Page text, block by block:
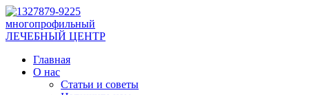
многопрофильный
ЛЕЧЕБНЫЙ ЦЕНТР
Главная
О нас
Статьи и советы